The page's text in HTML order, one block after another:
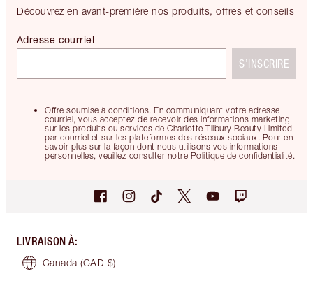
Découvrez en avant-première nos produits, offres et conseils
Offre soumise à conditions. En communiquant votre adresse
courriel, vous acceptez de recevoir des informations marketing
sur les produits ou services de Charlotte Tilbury Beauty Limited
par courriel et sur les plateformes des réseaux sociaux. Pour en
savoir plus sur la façon dont nous utilisons vos informations
personnelles, veuillez consulter notre Politique de confidentialité.
Adresse courriel
S’INSCRIRE
LIVRAISON À:
Canada (CAD $)